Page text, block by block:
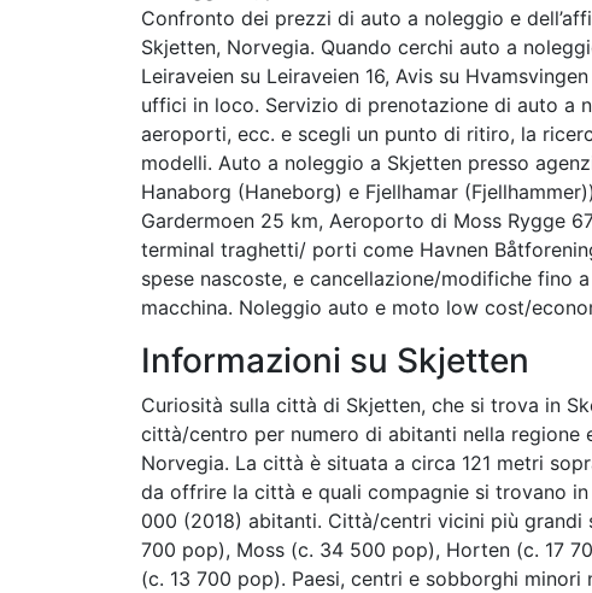
Confronto dei prezzi di auto a noleggio e
Skjetten, Norvegia. Quando cerchi auto a
Leiraveien su Leiraveien 16, Avis su
uffici in loco. Servizio di prenotazione di auto a
aeroporti, ecc. e scegli un punto di ritiro, la
modelli. Auto a noleggio a Skjetten presso
Hanaborg (Haneborg) e Fjellhamar
Gardermoen 25 km, Aeroporto di Moss Rygge
terminal traghetti/ porti come Havnen
spese nascoste, e cancellazione/modifiche fino
macchina. Noleggio auto e moto low cost/
Informazioni su Skjetten
Curiosità sulla città di Skjetten, che si trova in
città/centro per numero di abitanti nella
Norvegia. La città è situata a circa 121 metri
da offrire la città e quali compagnie si trovano
000 (2018) abitanti. Città/centri vicini più
700 pop), Moss (c. 34 500 pop), Horten (c. 17
(c. 13 700 pop). Paesi, centri e sobborghi